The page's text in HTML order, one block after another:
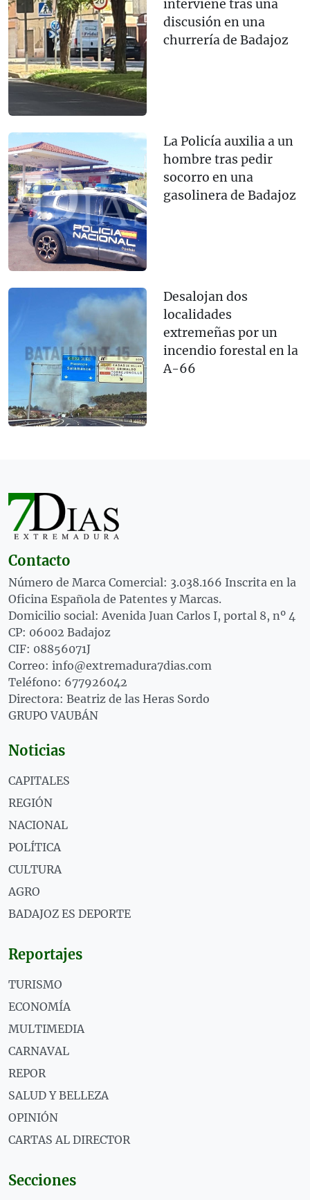
interviene tras una
discusión en una
churrería de Badajoz
La Policía auxilia a un
hombre tras pedir
socorro en una
gasolinera de Badajoz
Desalojan dos
localidades
extremeñas por un
incendio forestal en la
A-66
Contacto
Número de Marca Comercial: 3.038.166 Inscrita en la
Oficina Española de Patentes y Marcas.
Domicilio social: Avenida Juan Carlos I, portal 8, nº 4
CP: 06002 Badajoz
CIF: 08856071J
Correo: info@extremadura7dias.com
Teléfono: 677926042
Directora: Beatriz de las Heras Sordo
GRUPO VAUBÁN
Noticias
CAPITALES
REGIÓN
NACIONAL
POLÍTICA
CULTURA
AGRO
BADAJOZ ES DEPORTE
Reportajes
TURISMO
ECONOMÍA
MULTIMEDIA
CARNAVAL
REPOR
SALUD Y BELLEZA
OPINIÓN
CARTAS AL DIRECTOR
Secciones